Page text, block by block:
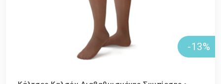
-13%